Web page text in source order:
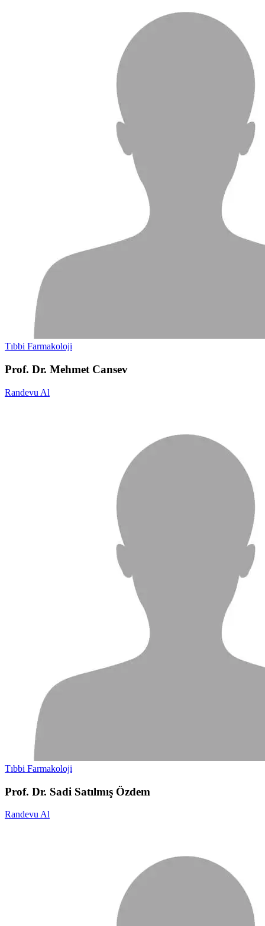
Tıbbi Farmakoloji
Prof. Dr. Mehmet Cansev
Randevu Al
Tıbbi Farmakoloji
Prof. Dr. Sadi Satılmış Özdem
Randevu Al